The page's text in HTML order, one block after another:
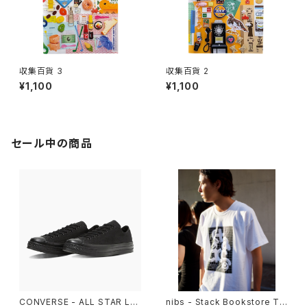
収集百貨 3
¥1,100
収集百貨 2
¥1,100
セール中の商品
CONVERSE - ALL STAR LG
nibs - Stack Bookstore Te